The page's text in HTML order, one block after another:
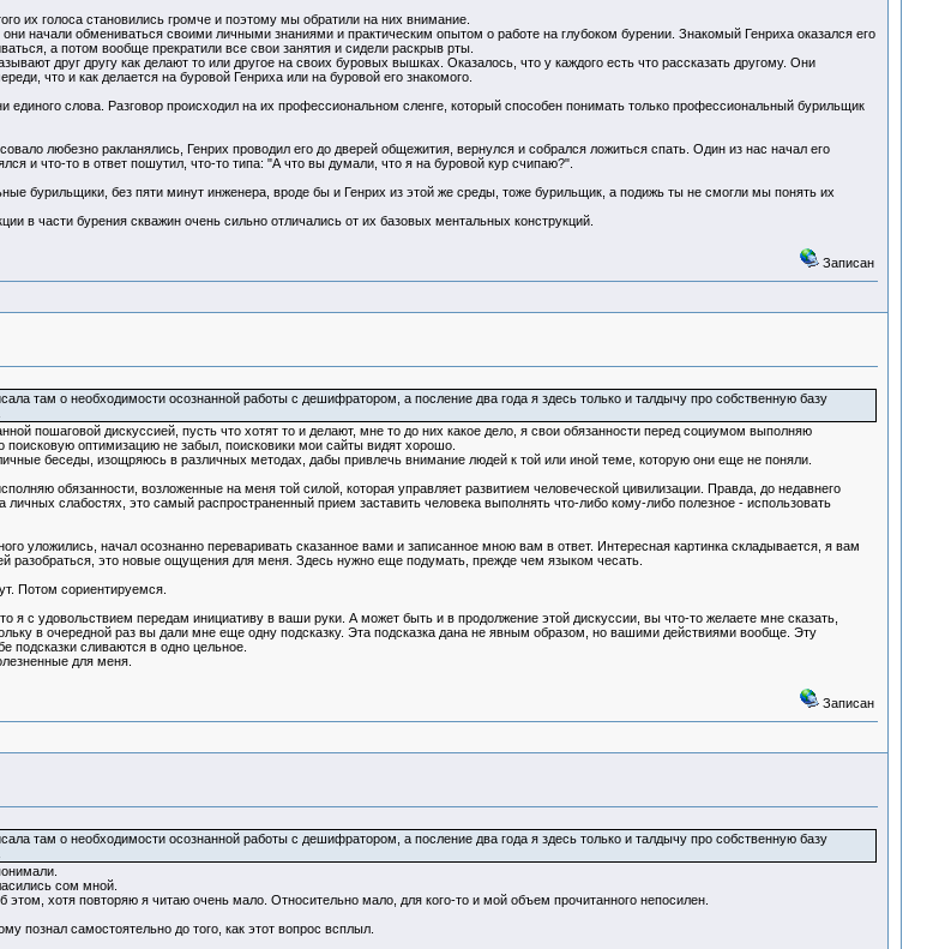
их голоса становились громче и поэтому мы обратили на них внимание.
начали обмениваться своими личными знаниями и практическим опытом о работе на глубоком бурении. Знакомый Генриха оказался его
а потом вообще прекратили все свои занятия и сидели раскрыв рты.
друг другу как делают то или другое на своих буровых вышках. Оказалось, что у каждого есть что рассказать другому. Они
что и как делается на буровой Генриха или на буровой его знакомого.
слова. Разговор происходил на их профессиональном сленге, который способен понимать только профессиональный бурильщик
любезно ракланялись, Генрих проводил его до дверей общежития, вернулся и собрался ложиться спать. Один из нас начал его
и что-то в ответ пошутил, что-то типа: "А что вы думали, что я на буровой кур счипаю?".
бурильщики, без пяти минут инженера, вроде бы и Генрих из этой же среды, тоже бурильщик, а подижь ты не смогли мы понять их
в части бурения скважин очень сильно отличались от их базовых ментальных конструкций.
Записан
там о необходимости осознанной работы с дешифратором, а посление два года я здесь только и талдычу про собственную базу
пошаговой дискуссией, пусть что хотят то и делают, мне то до них какое дело, я свои обязанности перед социумом выполняю
поисковую оптимизацию не забыл, поисковики мои сайты видят хорошо.
беседы, изощряюсь в различных методах, дабы привлечь внимание людей к той или иной теме, которую они еще не поняли.
обязанности, возложенные на меня той силой, которая управляет развитием человеческой цивилизации. Правда, до недавнего
слабостях, это самый распространенный прием заставить человека выполнять что-либо кому-либо полезное - использовать
уложились, начал осознанно переваривать сказанное вами и записанное мною вам в ответ. Интересная картинка складывается, я вам
разобраться, это новые ощущения для меня. Здесь нужно еще подумать, прежде чем языком чесать.
Потом сориентируемся.
я с удовольствием передам инициативу в ваши руки. А может быть и в продолжение этой дискуссии, вы что-то желаете мне сказать,
в очередной раз вы дали мне еще одну подсказку. Эта подсказка дана не явным образом, но вашими действиями вообще. Эту
подсказки сливаются в одно цельное.
для меня.
Записан
там о необходимости осознанной работы с дешифратором, а посление два года я здесь только и талдычу про собственную базу
сом мной.
этом, хотя повторяю я читаю очень мало. Относительно мало, для кого-то и мой объем прочитанного непосилен.
познал самостоятельно до того, как этот вопрос всплыл.